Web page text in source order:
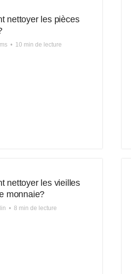
nettoyer les pièces
• 10 min de lecture
nettoyer les vieilles
monnaie?
• 8 min de lecture